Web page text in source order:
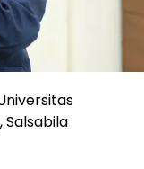
Salsabila